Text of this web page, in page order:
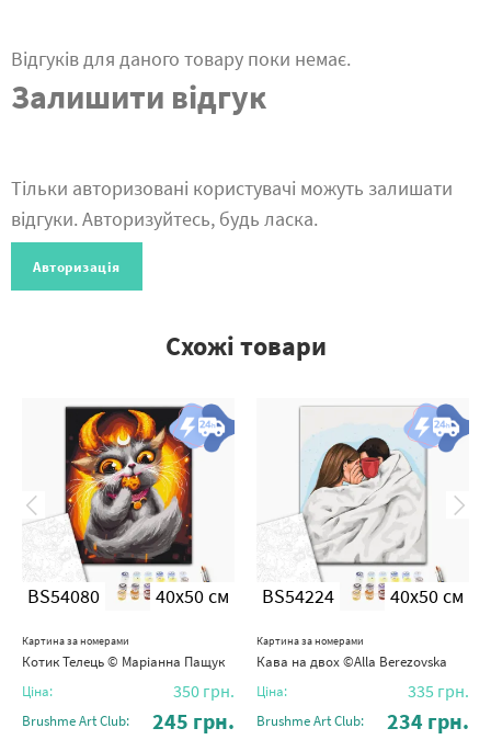
Відгуків для даного товару поки немає.
Залишити відгук
Тільки авторизовані користувачі можуть залишати
відгуки. Авторизуйтесь, будь ласка.
Авторизація
Схожі товари
BS54080 40x50 см
Картина за номерами
Котик Телець © Маріанна Пащук
Ціна: 350 грн.
Brushme Art Club: 245 грн.
BS54224 40x50 см
Картина за номерами
Кава на двох ©Alla Berezovska
Ціна: 335 грн.
Brushme Art Club: 234 грн.